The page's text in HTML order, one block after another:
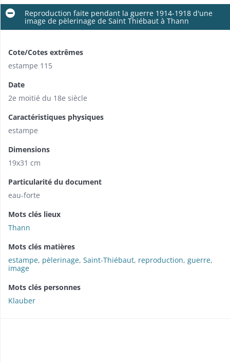
Reproduction faite pendant la guerre 1914-1918 d'une
image de pèlerinage de Saint Thiébaut à Thann
Cote/Cotes extrêmes
estampe 115
Date
2e moitié du 18e siècle
Caractéristiques physiques
estampe
Dimensions
19x31 cm
Particularité du document
eau-forte
Mots clés lieux
Thann
Mots clés matières
estampe, pèlerinage, Saint-Thiébaut, reproduction, guerre,
image
Mots clés personnes
Klauber